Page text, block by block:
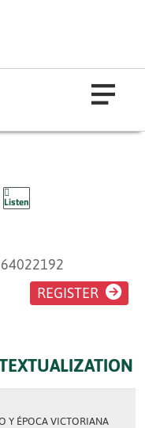
Listen
Y
REGISTER
Y ÉPOCA VICTORIANA